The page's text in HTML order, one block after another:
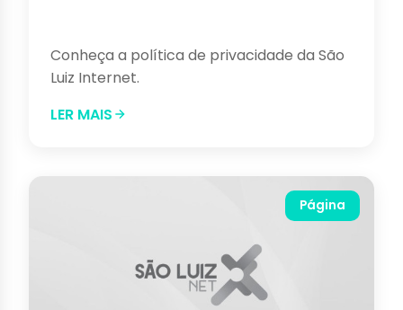
Conheça a política de privacidade da São
Luiz Internet.
LER MAIS
Página